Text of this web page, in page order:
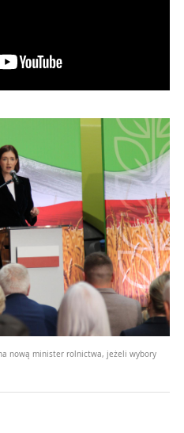
nową minister rolnictwa, jeżeli wybory